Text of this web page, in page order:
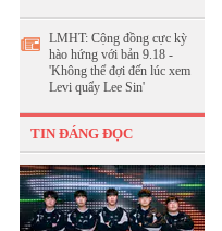
LMHT: Cộng đồng cực kỳ
hào hứng với bản 9.18 -
'Không thể đợi đến lúc xem
Levi quẩy Lee Sin'
TIN ĐÁNG ĐỌC